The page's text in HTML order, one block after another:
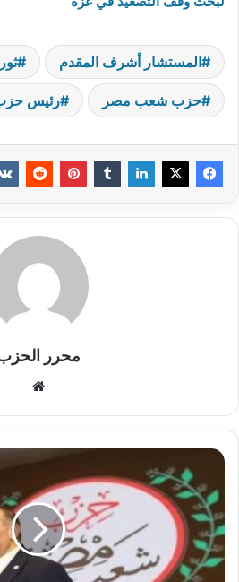
المستشار أشرف المقدم ثورة 30
حزب شعب مصر رئيس
محرر
حزب
مصر:
القمة
الثلاثية
بالقاهرة
منصة